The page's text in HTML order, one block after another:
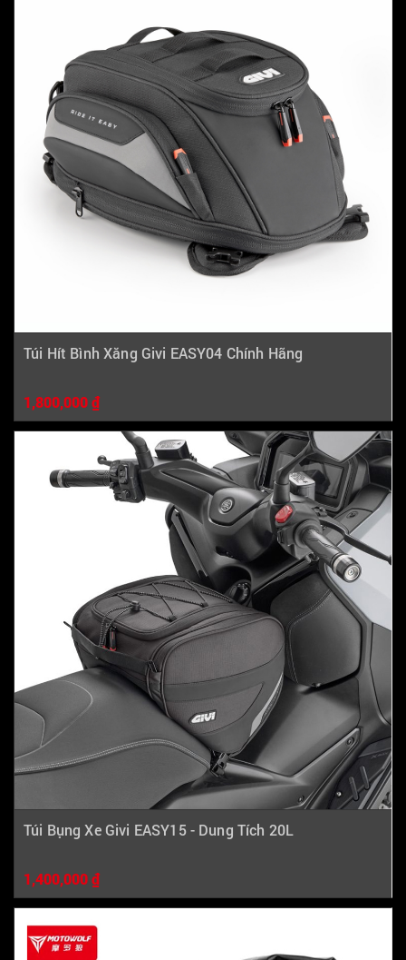
Túi Hít Bình Xăng Givi EASY04 Chính Hãng
1,800,000 ₫
Túi Bụng Xe Givi EASY15 - Dung Tích 20L
1,400,000 ₫